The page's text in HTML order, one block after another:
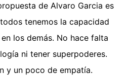
de Alvaro Garcia es
tenemos la capacidad
los demás. No hace falta
ni tener superpoderes.
y un poco de empatía.